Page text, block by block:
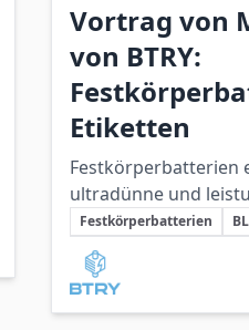
Vortrag von
von BTRY:
Etiketten
Festkörperbatterien
ultradünne und
Energiespeicher, die
kompakte IoT-
Anforderungen an
Sicherheit ideal sind.
Schlüsselthemen
Festkörperbatterien
Beteiligte